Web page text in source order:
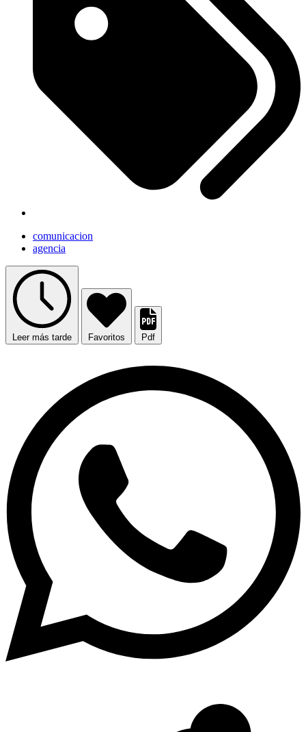
comunicacion
agencia
Leer más tarde Favoritos Pdf